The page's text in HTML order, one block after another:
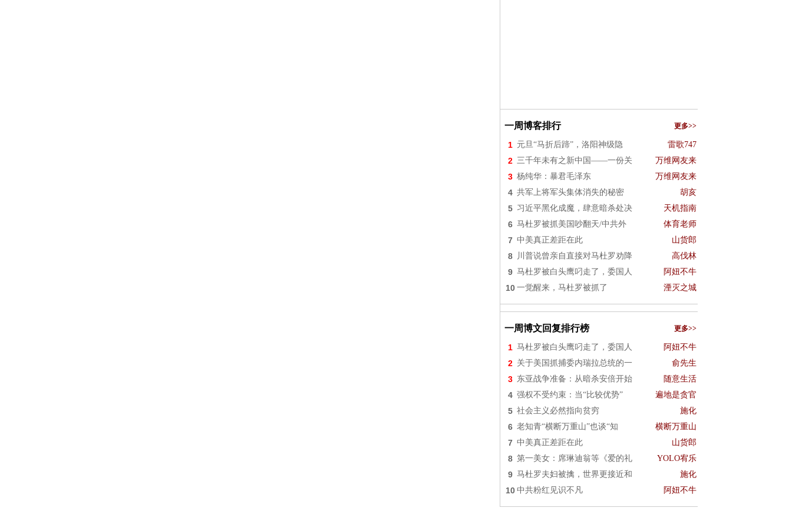
一周博客排行 更多>>
1 元旦“马折后蹄”，洛阳神级隐 雷歌747
2 三千年未有之新中国——一份关 万维网友来
3 杨纯华：暴君毛泽东 万维网友来
4 共军上将军头集体消失的秘密 胡亥
5 习近平黑化成魔，肆意暗杀处决 天机指南
6 马杜罗被抓美国吵翻天/中共外 体育老师
7 中美真正差距在此 山货郎
8 川普说曾亲自直接对马杜罗劝降 高伐林
9 马杜罗被白头鹰叼走了，委国人 阿妞不牛
10 一觉醒来，马杜罗被抓了 湮灭之城
一周博文回复排行榜 更多>>
1 马杜罗被白头鹰叼走了，委国人 阿妞不牛
2 关于美国抓捕委内瑞拉总统的一 俞先生
3 东亚战争准备：从暗杀安倍开始 随意生活
4 强权不受约束：当“比较优势” 遍地是贪官
5 社会主义必然指向贫穷 施化
6 老知青“横断万重山”也谈“知 横断万重山
7 中美真正差距在此 山货郎
8 第一美女：席琳迪翁等《爱的礼 YOLO宥乐
9 马杜罗夫妇被擒，世界更接近和 施化
10 中共粉红见识不凡 阿妞不牛